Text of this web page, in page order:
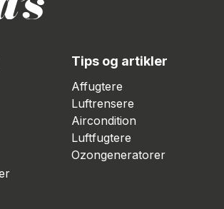
Tips og artikler
Affugtere
Luftrensere
Aircondition
Luftfugtere
Ozongeneratorer